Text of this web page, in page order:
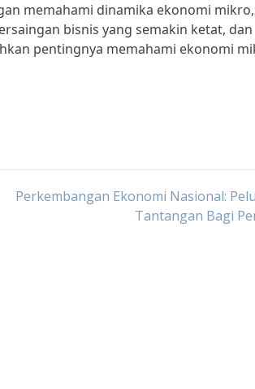
memahami dinamika ekonomi
bisnis yang semakin ketat, dan
pentingnya memahami ekonomi
Perkembangan Ekonomi Nasional:
Tantangan Bagi